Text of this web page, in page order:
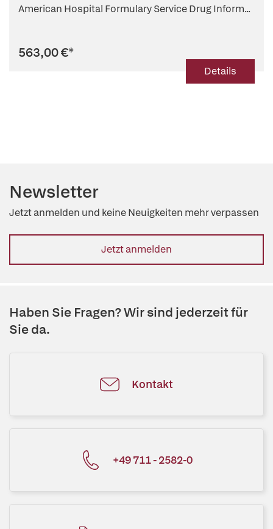
American Hospital Formulary Service Drug Inform...
563,00 €*
Details
Newsletter
Jetzt anmelden und keine Neuigkeiten mehr verpassen
Jetzt anmelden
Haben Sie Fragen? Wir sind jederzeit für
Sie da.
Kontakt
+49 711 - 2582-0